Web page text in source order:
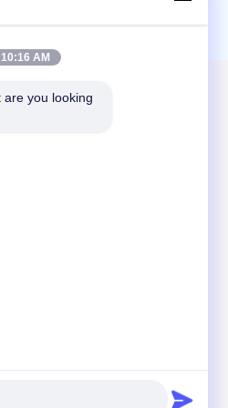
問い合わせ
10:16 AM
are you looking